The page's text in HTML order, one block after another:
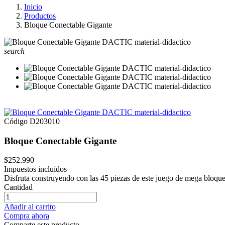
Inicio
Productos
Bloque Conectable Gigante
search
Código D203010
Bloque Conectable Gigante
$252.990
Impuestos incluidos
Disfruta construyendo con las 45 piezas de este juego de mega
Cantidad
Añadir al carrito
Compra ahora